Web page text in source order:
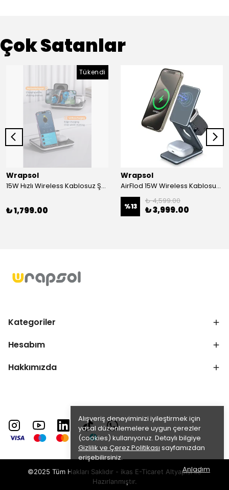
Alışveriş deneyiminizi iyileştirmek için
yasal düzenlemelere uygun çerezler
(cookies) kullanıyoruz. Detaylı bilgiye
Gizlilik ve Çerez Politikası sayfamızdan
erişebilirsiniz.
Anladım
Çok Satanlar
Tükendi
Wrapsol
15W Hızlı Wireless Kablosuz Şarj Standı 4 in 1 Masaüstü İstasyon -iPhone-android-watch-airpods Uyumlu
₺ 1,799.00
Wrapsol
AirFlod 15W Wireless Kablosuz Şarj Standı Alüminyum Katlanabilir 3in1 iPhone-android-watch-airpods
%13
₺ 4,599.00
₺ 3,999.00
Kategoriler
Hesabım
Hakkımızda
©2025 Tüm Hakları Saklıdır - ikas E-Ticaret Altyapısı ile
Hazırlanmıştır.